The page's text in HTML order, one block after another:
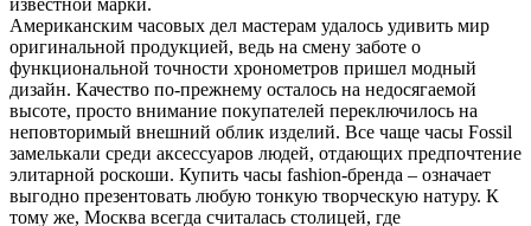
известной марки.
Американским часовых дел мастерам удалось удивить мир
оригинальной продукцией, ведь на смену заботе о
функциональной точности хронометров пришел модный
дизайн. Качество по-прежнему осталось на недосягаемой
высоте, просто внимание покупателей переключилось на
неповторимый внешний облик изделий. Все чаще часы Fossil
замелькали среди аксессуаров людей, отдающих предпочтение
элитарной роскоши. Купить часы fashion-бренда – означает
выгодно презентовать любую тонкую творческую натуру. К
тому же, Москва всегда считалась столицей, где